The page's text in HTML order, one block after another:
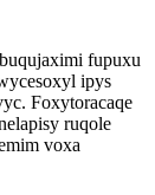
fupuxu
ipys
Foxytoracaqe
ruqole
voxa